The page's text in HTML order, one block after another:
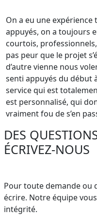
On a eu une expérience
appuyés, on a toujours
courtois,
pas peur que le projet
d’autre vienne nous
senti appuyés du début
service qui est
est personnalisé, qui
vraiment fou de s’en
DES QUESTION
ÉCRIVEZ-NOUS
Pour toute demande ou
écrire. Notre équipe
intégrité.